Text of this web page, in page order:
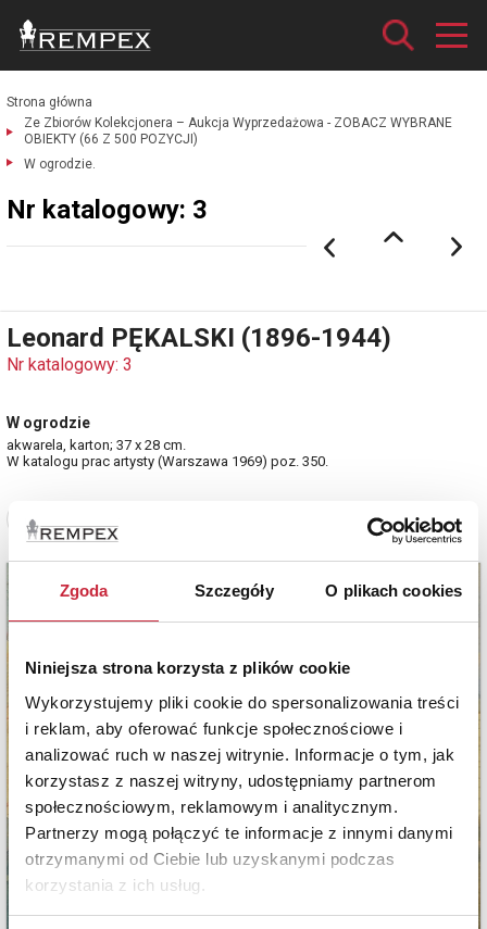
Zgoda Szczegóły O plikach cookies
Niniejsza strona korzysta z plików cookie
Wykorzystujemy pliki cookie do spersonalizowania treści
i reklam, aby oferować funkcje społecznościowe i
analizować ruch w naszej witrynie. Informacje o tym, jak
korzystasz z naszej witryny, udostępniamy partnerom
społecznościowym, reklamowym i analitycznym.
Partnerzy mogą połączyć te informacje z innymi danymi
otrzymanymi od Ciebie lub uzyskanymi podczas
korzystania z ich usług.
Strona główna
Ze Zbiorów Kolekcjonera – Aukcja Wyprzedażowa - ZOBACZ WYBRANE
OBIEKTY (66 Z 500 POZYCJI)
W ogrodzie.
Nr katalogowy: 3
Leonard PĘKALSKI (1896-1944)
Nr katalogowy: 3
W ogrodzie
akwarela, karton; 37 x 28 cm.
W katalogu prac artysty (Warszawa 1969) poz. 350.
Zobacz pełne informacje